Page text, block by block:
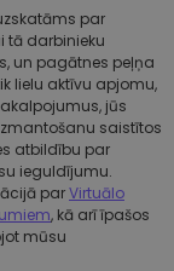
par
tā darbinieku
un pagātnes peļņa
lielu aktīvu apjomu,
jūs
saistītos
atbildību par
ieguldījumu.
parVirtuālo
, kā arī īpašos
mūsu